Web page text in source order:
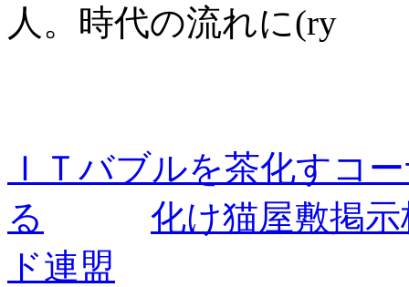
人。時代の流れに(ry
ＩＴバブルを茶化すコ
る
化け猫屋敷掲
ド連盟